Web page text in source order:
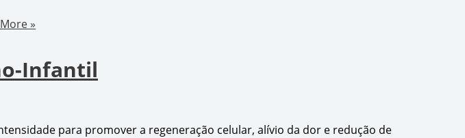
»
Infantil
para promover a regeneração celular, alívio da dor e redução de